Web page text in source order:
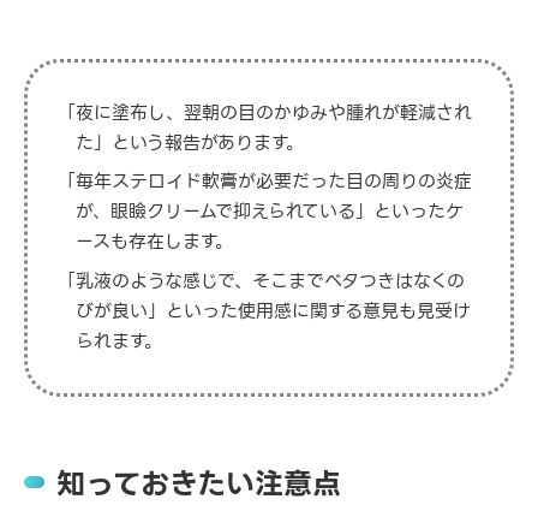
「夜に塗布し、翌朝の目のかゆみや腫れが軽減され
た」という報告があります。
「毎年ステロイド軟膏が必要だった目の周りの炎症
が、眼瞼クリームで抑えられている」といったケ
ースも存在します。
「乳液のような感じで、そこまでベタつきはなくの
びが良い」といった使用感に関する意見も見受け
られます。
知っておきたい注意点